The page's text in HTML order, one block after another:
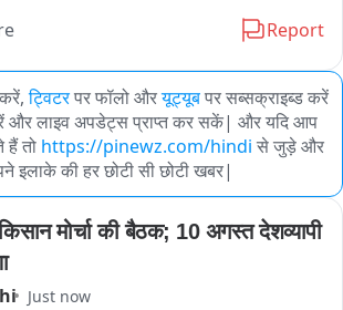
Report
ट्विटरपर फॉलो औरयूट्यूबपर सब्सक्राइब्ड करें
और लाइव अपडेट्स प्राप्त कर सकें| और यदि आप
हैं तो https://pinewz.com/hindi से जुड़े और
इलाके की हर छोटी सी छोटी खबर|
मोर्चा की बैठक; 10 अगस्त देशव्यापी
Just now